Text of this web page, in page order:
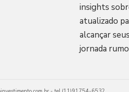
insights
atualizado
alcançar
jornada